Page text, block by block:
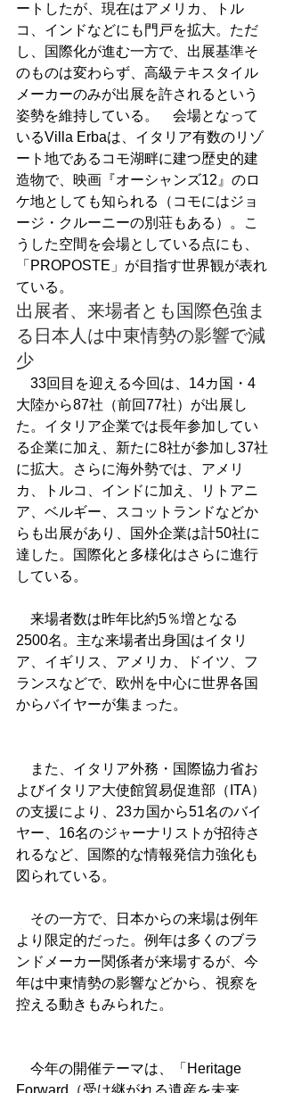
ートしたが、現在はアメリカ、トル
コ、インドなどにも門戸を拡大。ただ
し、国際化が進む一方で、出展基準そ
のものは変わらず、高級テキスタイル
メーカーのみが出展を許されるという
姿勢を維持している。　会場となって
いるVilla Erbaは、イタリア有数のリゾ
ート地であるコモ湖畔に建つ歴史的建
造物で、映画『オーシャンズ12』のロ
ケ地としても知られる（コモにはジョ
ージ・クルーニーの別荘もある）。こ
うした空間を会場としている点にも、
「PROPOSTE」が目指す世界観が表れ
ている。
出展者、来場者とも国際色強ま
る日本人は中東情勢の影響で減
少
33回目を迎える今回は、14カ国・4
大陸から87社（前回77社）が出展し
た。イタリア企業では長年参加してい
る企業に加え、新たに8社が参加し37社
に拡大。さらに海外勢では、アメリ
カ、トルコ、インドに加え、リトアニ
ア、ベルギー、スコットランドなどか
らも出展があり、国外企業は計50社に
達した。国際化と多様化はさらに進行
している。
来場者数は昨年比約5％増となる
2500名。主な来場者出身国はイタリ
ア、イギリス、アメリカ、ドイツ、フ
ランスなどで、欧州を中心に世界各国
からバイヤーが集まった。
また、イタリア外務・国際協力省お
よびイタリア大使館貿易促進部（ITA）
の支援により、23カ国から51名のバイ
ヤー、16名のジャーナリストが招待さ
れるなど、国際的な情報発信力強化も
図られている。
その一方で、日本からの来場は例年
より限定的だった。例年は多くのブラ
ンドメーカー関係者が来場するが、今
年は中東情勢の影響などから、視察を
控える動きもみられた。
今年の開催テーマは、「Heritage
Forward（受け継がれる遺産を未来